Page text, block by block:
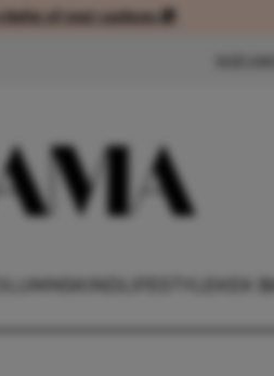
of met cadeau 🎁
Abonneer voordelig of met